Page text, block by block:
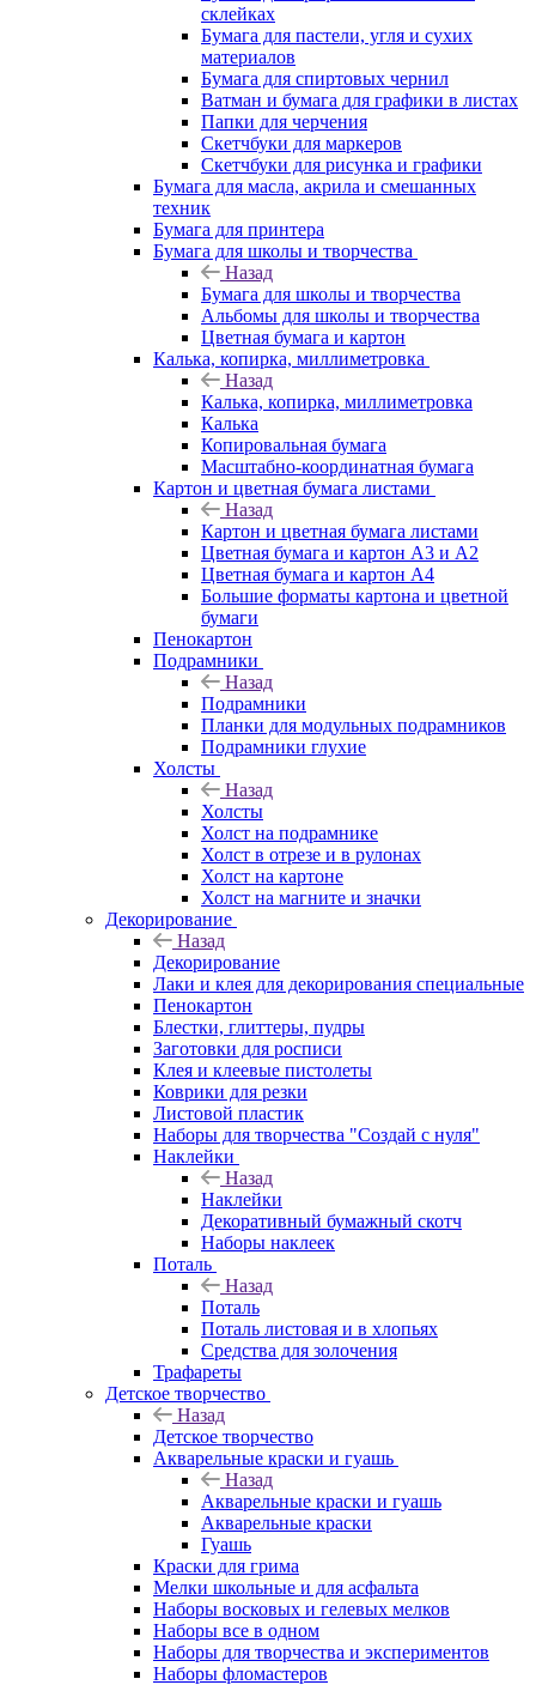
склейках
Бумага для пастели, угля и сухих
материалов
Бумага для спиртовых чернил
Ватман и бумага для графики в листах
Папки для черчения
Скетчбуки для маркеров
Скетчбуки для рисунка и графики
Бумага для масла, акрила и смешанных
техник
Бумага для принтера
Бумага для школы и творчества
Назад
Бумага для школы и творчества
Альбомы для школы и творчества
Цветная бумага и картон
Калька, копирка, миллиметровка
Назад
Калька, копирка, миллиметровка
Калька
Копировальная бумага
Масштабно-координатная бумага
Картон и цветная бумага листами
Назад
Картон и цветная бумага листами
Цветная бумага и картон А3 и А2
Цветная бумага и картон А4
Большие форматы картона и цветной
бумаги
Пенокартон
Подрамники
Назад
Подрамники
Планки для модульных подрамников
Подрамники глухие
Холсты
Назад
Холсты
Холст на подрамнике
Холст в отрезе и в рулонах
Холст на картоне
Холст на магните и значки
Декорирование
Назад
Декорирование
Лаки и клея для декорирования специальные
Пенокартон
Блестки, глиттеры, пудры
Заготовки для росписи
Клея и клеевые пистолеты
Коврики для резки
Листовой пластик
Наборы для творчества "Создай с нуля"
Наклейки
Назад
Наклейки
Декоративный бумажный скотч
Наборы наклеек
Поталь
Назад
Поталь
Поталь листовая и в хлопьях
Средства для золочения
Трафареты
Детское творчество
Назад
Детское творчество
Акварельные краски и гуашь
Назад
Акварельные краски и гуашь
Акварельные краски
Гуашь
Краски для грима
Мелки школьные и для асфальта
Наборы восковых и гелевых мелков
Наборы все в одном
Наборы для творчества и экспериментов
Наборы фломастеров